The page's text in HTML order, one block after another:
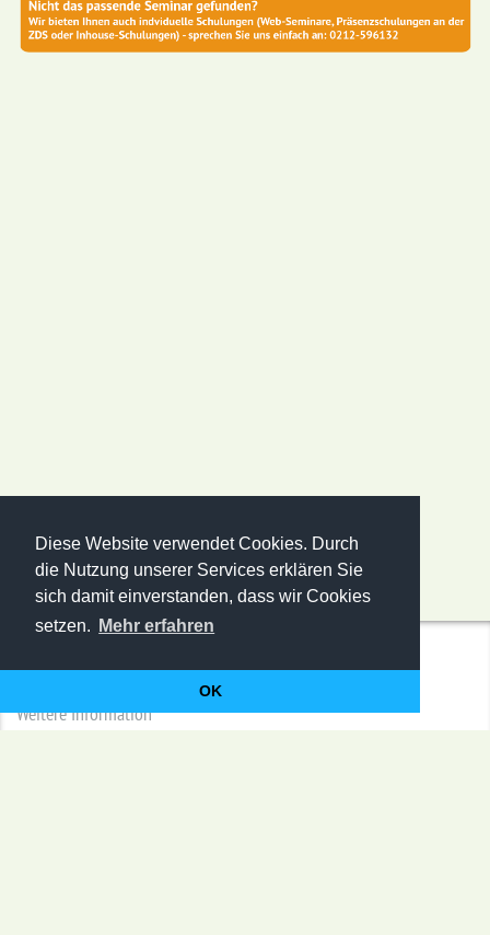
Diese Website verwendet Cookies. Durch
die Nutzung unserer Services erklären Sie
sich damit einverstanden, dass wir Cookies
setzen.
Mehr erfahren
OK
Weitere Information